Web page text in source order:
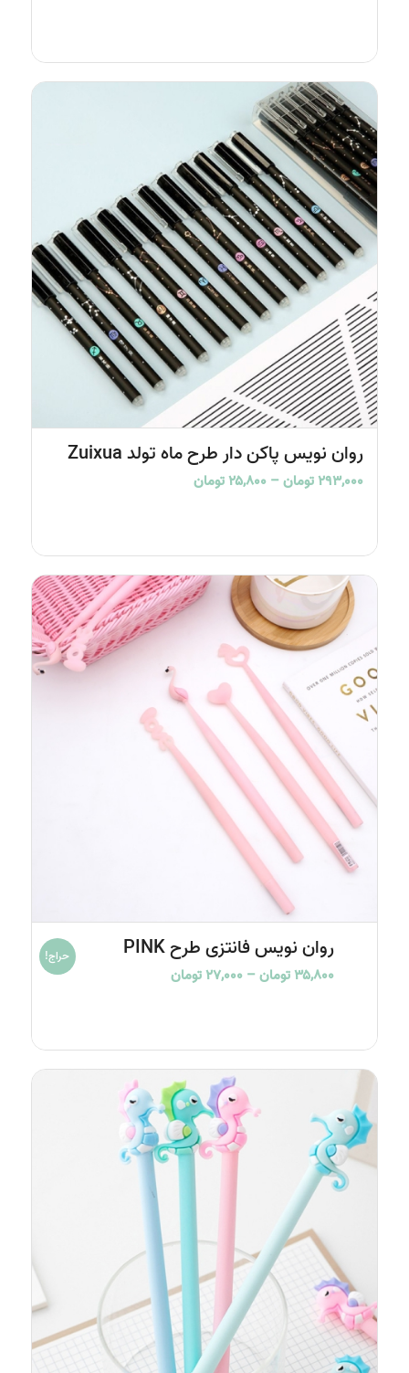
4.00
روان نویس پاکن دار طرح ماه تولد Zuixua
۲۹۳,۰۰۰تومان– ۲۵,۸۰۰تومانPrice
۲۹۳,۰۰۰ تومان
روان نویس فانتزی طرح PINK
۳۵,۸۰۰تومان– ۲۷,۰۰۰تومانPrice
۳۵,۸۰۰ تومان
حراج!